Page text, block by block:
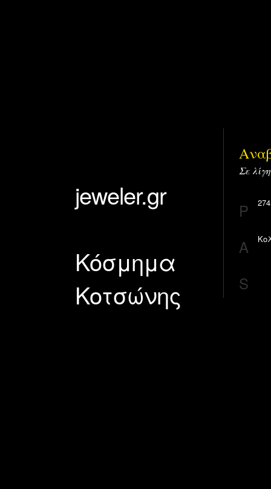
jeweler.gr
Κόσμημα
Κοτσώνης
Σε
P
A
S